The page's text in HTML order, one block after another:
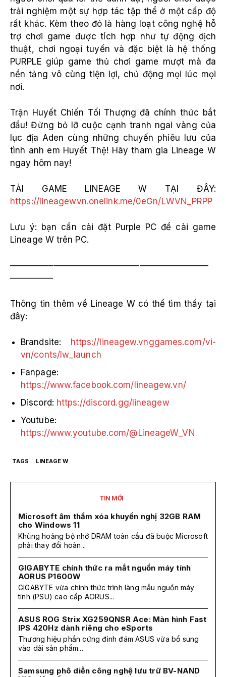
trải nghiệm một sự hợp tác tập thể ở một cấp độ
rất khác. Kèm theo đó là hàng loạt công nghệ hỗ
trợ chơi game được tích hợp như tự động dịch
thuật, chơi ngoại tuyến và đặc biệt là hệ thống
PURPLE giúp game thủ chơi game mượt mà đa
nền tảng vô cùng tiện lợi, chủ động mọi lúc mọi
nơi.
Trận Huyết Chiến Tối Thượng đã chính thức bắt
đầu! Đừng bỏ lỡ cuộc cạnh tranh ngai vàng của
lục địa Aden cùng những chuyến phiêu lưu của
tình anh em Huyết Thệ! Hãy tham gia Lineage W
ngay hôm nay!
TẢI GAME LINEAGE W TẠI ĐÂY:
https://lineagewvn.onelink.me/0eGn/LWVN_PRPP
Lưu ý: bạn cần cài đặt Purple PC để cài game
Lineage W trên PC.
———————————————————————
—————
Thông tin thêm về Lineage W có thể tìm thấy tại
đây:
Brandsite:
https://lineagew.vnggames.com/vi-
vn/conts/lw_launch
Fanpage:
https://www.facebook.com/lineagew.vn/
Discord: https://discord.gg/lineagew
Youtube:
https://www.youtube.com/@LineageW_VN
TAGS LINEAGE W
TIN MỚI
Microsoft âm thầm xóa khuyến nghị 32GB RAM
cho Windows 11
Khủng hoảng bộ nhớ DRAM toàn cầu đã buộc Microsoft
phải thay đổi hoàn...
GIGABYTE chính thức ra mắt nguồn máy tính
AORUS P1600W
GIGABYTE vừa chính thức trình làng mẫu nguồn máy
tính (PSU) cao cấp AORUS...
ASUS ROG Strix XG259QNSR Ace: Màn hình Fast
IPS 420Hz dành riêng cho eSports
Thương hiệu phần cứng đình đám ASUS vừa bổ sung
vào dải sản phẩm...
Samsung phô diễn công nghệ lưu trữ BV-NAND